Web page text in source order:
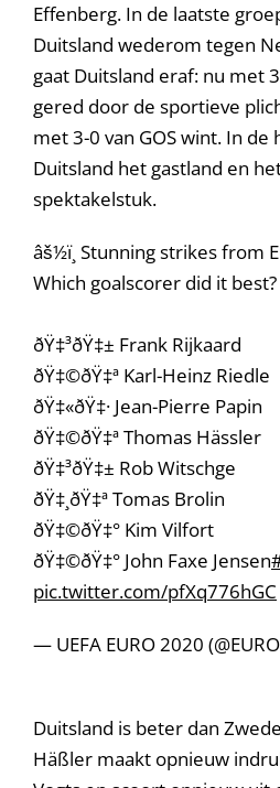
Effenberg. In de laatste
Duitsland wederom tegen
gaat Duitsland eraf: nu met
gered door de sportieve
met 3-0 van GOS wint. In
Duitsland het gastland en
spektakelstuk.
âš½ï¸ Stunning strikes from
Which goalscorer did it best?
ðŸ‡³ðŸ‡± Frank Rijkaard
ðŸ‡©ðŸ‡ª Karl-Heinz Riedle
ðŸ‡«ðŸ‡· Jean-Pierre Papin
ðŸ‡©ðŸ‡ª Thomas Hässler
ðŸ‡³ðŸ‡± Rob Witschge
ðŸ‡¸ðŸ‡ª Tomas Brolin
ðŸ‡©ðŸ‡° Kim Vilfort
ðŸ‡©ðŸ‡° John Faxe Jensen
pic.twitter.com/pfXq776hGC
— UEFA EURO 2020
Duitsland is beter dan
Häßler maakt opnieuw